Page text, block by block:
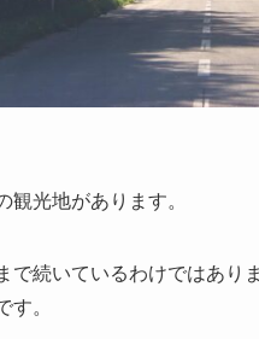
観光地があります。
で続いているわけではあり
す。